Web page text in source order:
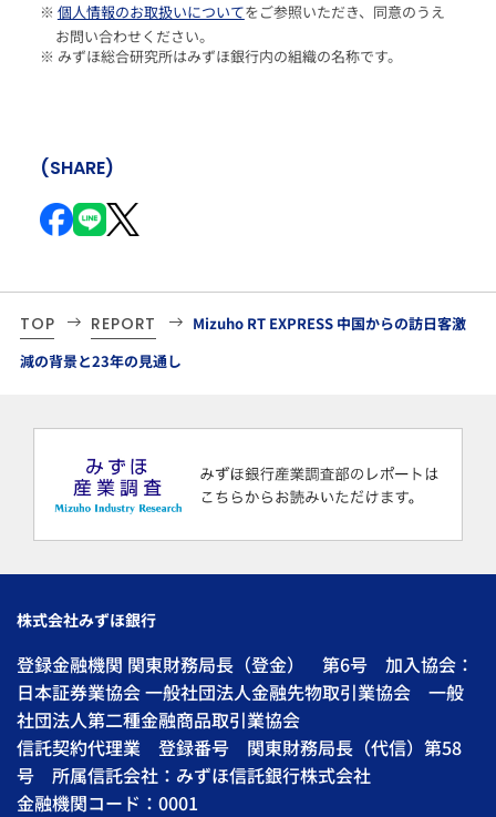
※ 個人情報のお取扱いについてをご参照いただき、同意のうえ
お問い合わせください。
※ みずほ総合研究所はみずほ銀行内の組織の名称です。
(SHARE)
TOP REPORT
Mizuho RT EXPRESS 中国からの訪日客激
減の背景と23年の見通し
株式会社みずほ銀行
登録金融機関 関東財務局長（登金） 第6号 加入協会：
日本証券業協会 一般社団法人金融先物取引業協会 一般
社団法人第二種金融商品取引業協会
信託契約代理業 登録番号 関東財務局長（代信）第58
号 所属信託会社：みずほ信託銀行株式会社
金融機関コード：0001